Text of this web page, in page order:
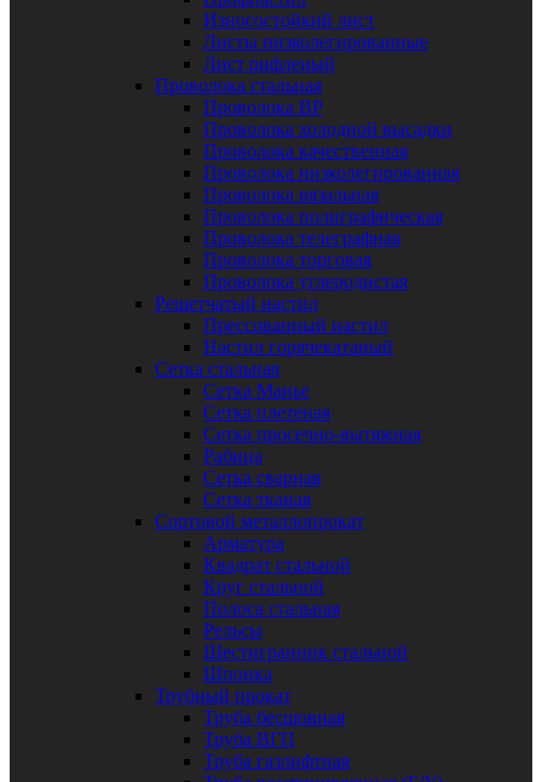
Износостойкий лист
Листы низколегированные
Лист рифленый
Проволока стальная
Проволока ВР
Проволока холодной высадки
Проволока качественная
Проволока низколегированная
Проволока вязальная
Проволока полиграфическая
Проволока телеграфная
Проволока торговая
Проволока углеродистая
Решетчатый настил
Прессованный настил
Настил горячекатаный
Сетка стальная
Сетка Манье
Сетка плетеная
Сетка просечно-вытяжная
Рабица
Сетка сварная
Сетка тканая
Сортовой металлопрокат
Арматура
Квадрат стальной
Круг стальной
Полоса стальная
Рельсы
Шестигранник стальной
Шпонка
Трубный прокат
Труба бесшовная
Труба ВГП
Труба газлифтная